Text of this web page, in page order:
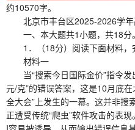
约10570字。
北京市丰台区2025-2026学年
一、本大题共1小题，共18分。
1．（18分）阅读下面材料，
材料一
当“搜索今日国际金价”指令发
元/克”的错误答案，这是10月底
全大会”上发生的一幕。这并非搜
正遭受传统“爬虫”软件攻击的表